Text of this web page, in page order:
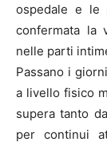
ospedale e le
confermata la
nelle parti
Passano i
a livello fisico
supera tanto
per continui